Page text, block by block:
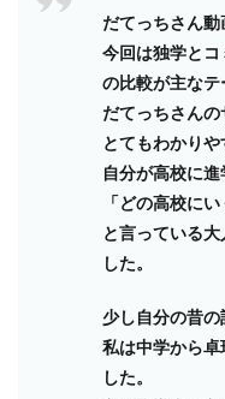
だてっちさん動
今回は独学とコ
の比較が主なテ
だてっちさん
とてもわかりや
自分が高校に
「どの高校に
と言っている
した。
少し自分の昔の
私は中学から卓
した。